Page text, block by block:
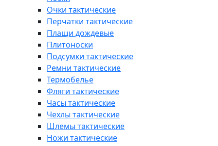
Очки тактические
Перчатки тактические
Плащи дождевые
Плитоноски
Подсумки тактические
Ремни тактические
Термобелье
Фляги тактические
Часы тактические
Чехлы тактические
Шлемы тактические
Ножи тактические